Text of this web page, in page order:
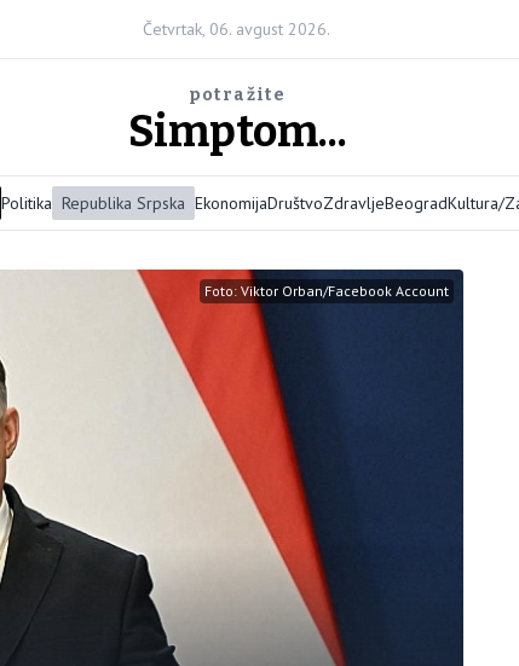
Četvrtak, 06. avgust 2026.
potražite
Simptom...
Politika Republika Srpska EkonomijaDruštvoZdravljeBeogradKultura/
Foto: Viktor Orban/Facebook Account